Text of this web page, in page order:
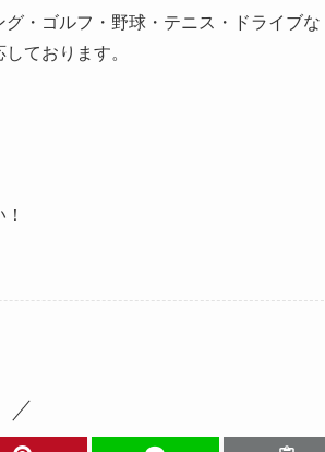
・ゴルフ・野球・テニス・ドライブな
ております。